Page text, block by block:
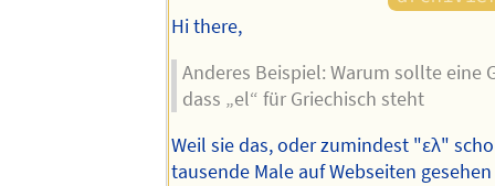
Hi there,
Anderes Beispiel: Warum sollte eine
dass „el“ für Griechisch steht
Weil sie das, oder zumindest "ελ"
tausende Male auf Webseiten